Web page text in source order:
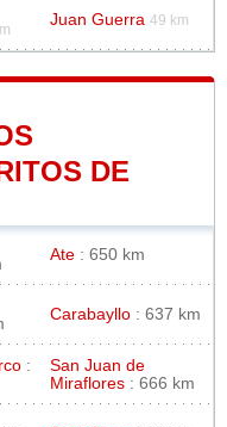
Juan Guerra 49 km
DE
Ate : 650 km
Carabayllo : 637 km
:
San Juan de
Miraflores : 666 km